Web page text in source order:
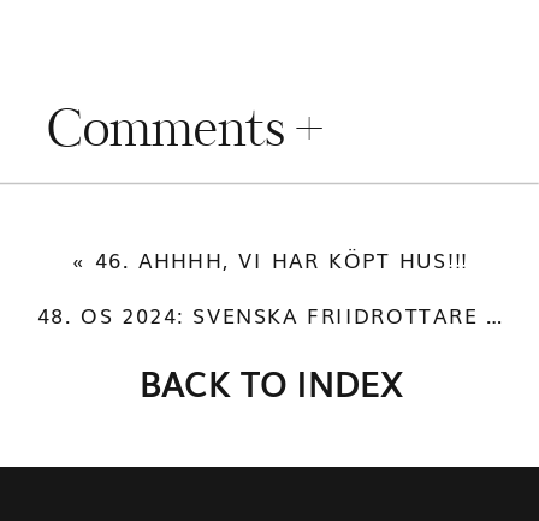
Comments +
BACK TO INDEX
48. OS 2024: SVENSKA FRIIDROTTARE ATT HEJA PÅ!
« 46. AHHHH, VI HAR KÖPT HUS!!!